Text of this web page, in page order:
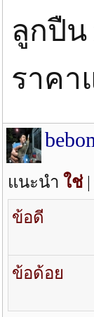
ลูกปืน
ราคา
แนะนำ ใช่|
ข้อดี
ข้อด้อย